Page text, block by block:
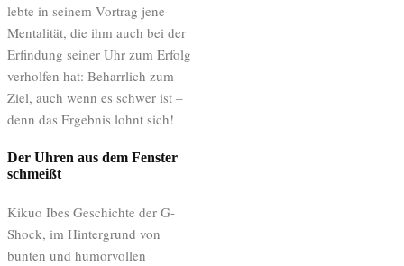
lebte in seinem Vortrag jene
Mentalität, die ihm auch bei der
Erfindung seiner Uhr zum Erfolg
verholfen hat: Beharrlich zum
Ziel, auch wenn es schwer ist –
denn das Ergebnis lohnt sich!
Der Uhren aus dem Fenster
schmeißt
Kikuo Ibes Geschichte der G-
Shock, im Hintergrund von
bunten und humorvollen